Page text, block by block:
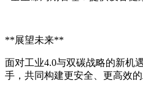
**展望未来**
面对工业4.0与双碳战略的新机
手，共同构建更安全、更高效的